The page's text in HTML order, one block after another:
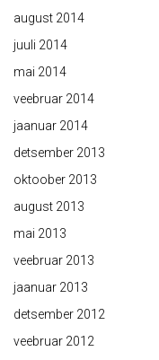
august 2014
juuli 2014
mai 2014
veebruar 2014
jaanuar 2014
detsember 2013
oktoober 2013
august 2013
mai 2013
veebruar 2013
jaanuar 2013
detsember 2012
veebruar 2012